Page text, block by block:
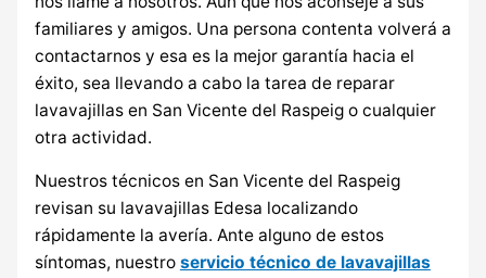
familiares y amigos. Una persona contenta volverá a
contactarnos y esa es la mejor garantía hacia el
éxito, sea llevando a cabo la tarea de reparar
lavavajillas en San Vicente del Raspeig o cualquier
otra actividad.
Nuestros técnicos en San Vicente del Raspeig
revisan su lavavajillas Edesa localizando
rápidamente la avería. Ante alguno de estos
síntomas, nuestro servicio técnico de lavavajillas